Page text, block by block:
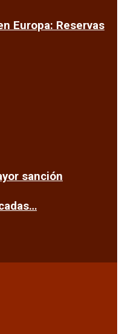
Europa: Reservas
sanción